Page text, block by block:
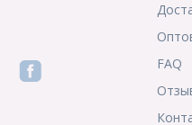
FAQ